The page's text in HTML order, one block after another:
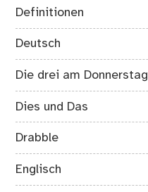
Definitionen
Deutsch
Die drei am Donnerstag
Dies und Das
Drabble
Englisch